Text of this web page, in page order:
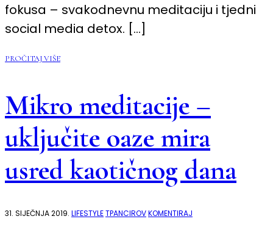
fokusa – svakodnevnu meditaciju i tjedni
social media detox. […]
PROČITAJ VIŠE
Mikro meditacije –
uključite oaze mira
usred kaotičnog dana
31. SIJEČNJA 2019. LIFESTYLETPANCIROVKOMENTIRAJ